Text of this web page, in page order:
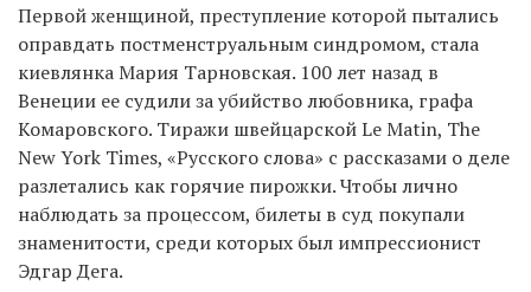
Первой женщиной, преступление которой пытались
оправдать постменструальным синдромом, стала
киевлянка Мария Тарновская. 100 лет назад в
Венеции ее судили за убийство любовника, графа
Комаровского. Тиражи швейцарской Le Matin, The
New York Times, «Русского слова» с рассказами о деле
разлетались как горячие пирожки. Чтобы лично
наблюдать за процессом, билеты в суд покупали
знаменитости, среди которых был импрессионист
Эдгар Дега.